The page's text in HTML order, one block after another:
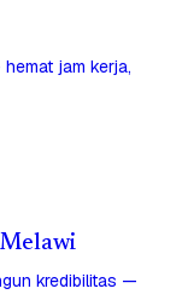
jam kerja,
kredibilitas —